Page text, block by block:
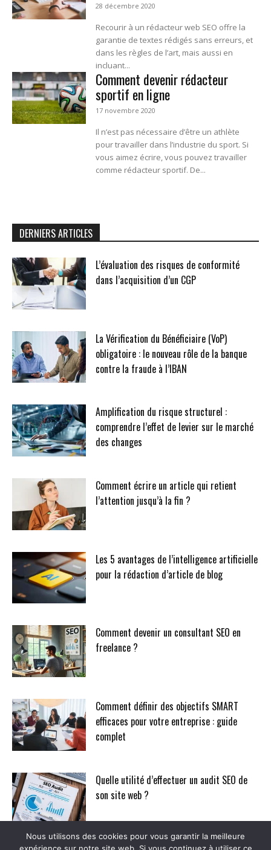
28 décembre 2020
Recourir à un rédacteur web SEO offre la
garantie de textes rédigés sans erreurs, et
dans les règles de l’art, mais aussi en
incluant...
Comment devenir rédacteur
sportif en ligne
17 novembre 2020
Il n’est pas nécessaire d’être un athlète
pour travailler dans l’industrie du sport. Si
vous aimez écrire, vous pouvez travailler
comme rédacteur sportif. De...
DERNIERS ARTICLES
L’évaluation des risques de conformité
dans l’acquisition d’un CGP
La Vérification du Bénéficiaire (VoP)
obligatoire : le nouveau rôle de la banque
contre la fraude à l’IBAN
Amplification du risque structurel :
comprendre l’effet de levier sur le marché
des changes
Comment écrire un article qui retient
l’attention jusqu’à la fin ?
Les 5 avantages de l’intelligence artificielle
pour la rédaction d’article de blog
Comment devenir un consultant SEO en
freelance ?
Comment définir des objectifs SMART
efficaces pour votre entreprise : guide
complet
Quelle utilité d’effectuer un audit SEO de
son site web ?
Nous utilisons des cookies pour vous garantir la meilleure